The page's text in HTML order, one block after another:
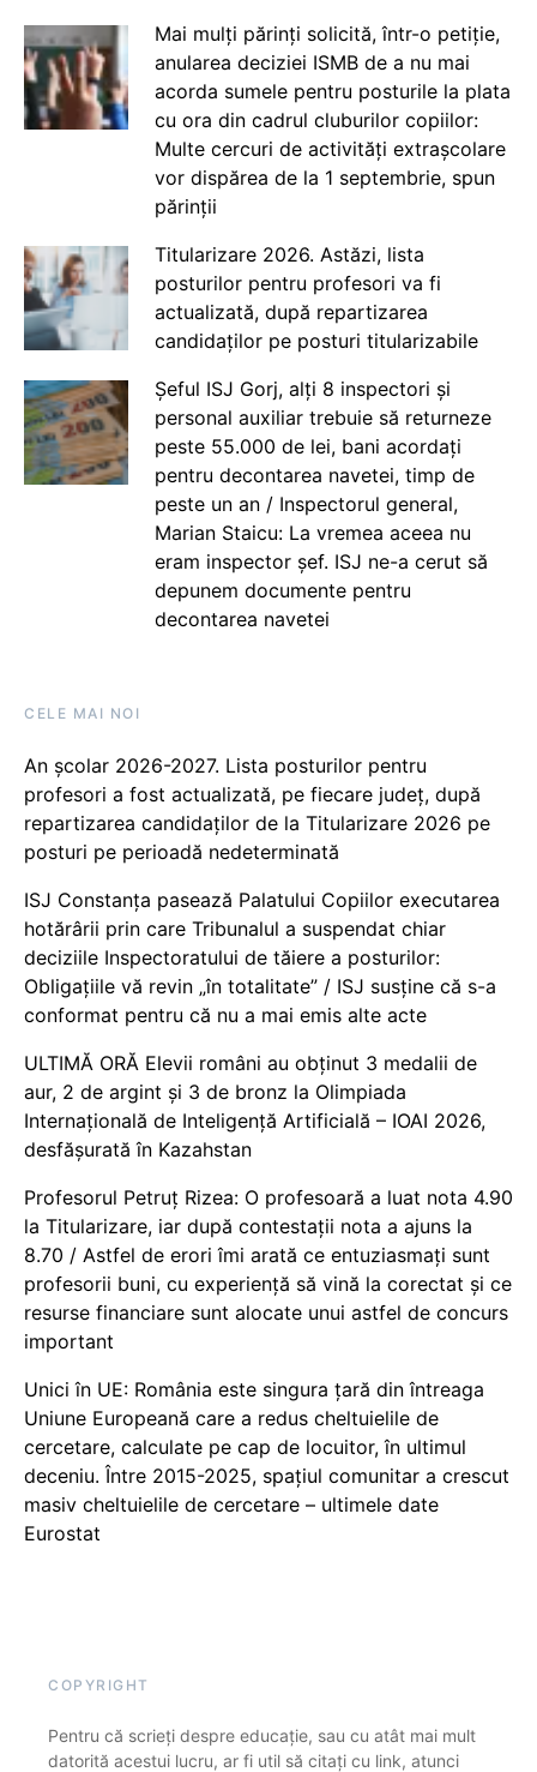
Mai mulți părinți solicită, într-o petiție,
anularea deciziei ISMB de a nu mai
acorda sumele pentru posturile la plata
cu ora din cadrul cluburilor copiilor:
Multe cercuri de activități extrașcolare
vor dispărea de la 1 septembrie, spun
părinții
Titularizare 2026. Astăzi, lista
posturilor pentru profesori va fi
actualizată, după repartizarea
candidaților pe posturi titularizabile
Șeful ISJ Gorj, alți 8 inspectori și
personal auxiliar trebuie să returneze
peste 55.000 de lei, bani acordați
pentru decontarea navetei, timp de
peste un an / Inspectorul general,
Marian Staicu: La vremea aceea nu
eram inspector șef. ISJ ne-a cerut să
depunem documente pentru
decontarea navetei
CELE MAI NOI
An școlar 2026-2027. Lista posturilor pentru
profesori a fost actualizată, pe fiecare județ, după
repartizarea candidaților de la Titularizare 2026 pe
posturi pe perioadă nedeterminată
ISJ Constanța pasează Palatului Copiilor executarea
hotărârii prin care Tribunalul a suspendat chiar
deciziile Inspectoratului de tăiere a posturilor:
Obligațiile vă revin „în totalitate” / ISJ susține că s-a
conformat pentru că nu a mai emis alte acte
ULTIMĂ ORĂ Elevii români au obținut 3 medalii de
aur, 2 de argint și 3 de bronz la Olimpiada
Internațională de Inteligență Artificială – IOAI 2026,
desfășurată în Kazahstan
Profesorul Petruț Rizea: O profesoară a luat nota 4.90
la Titularizare, iar după contestații nota a ajuns la
8.70 / Astfel de erori îmi arată ce entuziasmați sunt
profesorii buni, cu experiență să vină la corectat și ce
resurse financiare sunt alocate unui astfel de concurs
important
Unici în UE: România este singura țară din întreaga
Uniune Europeană care a redus cheltuielile de
cercetare, calculate pe cap de locuitor, în ultimul
deceniu. Între 2015-2025, spațiul comunitar a crescut
masiv cheltuielile de cercetare – ultimele date
Eurostat
COPYRIGHT
Pentru că scrieți despre educație, sau cu atât mai mult
datorită acestui lucru, ar fi util să citați cu link, atunci